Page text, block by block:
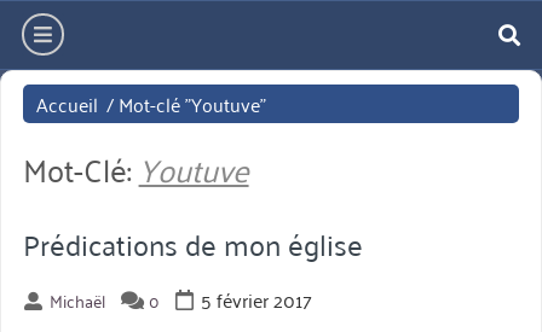
Aller
directement
au
contenu
hamburger
Accueil /Mot-clé "Youtuve"
Mot-Clé: Youtuve
Prédications de mon église
Michaël 0
5 février 2017